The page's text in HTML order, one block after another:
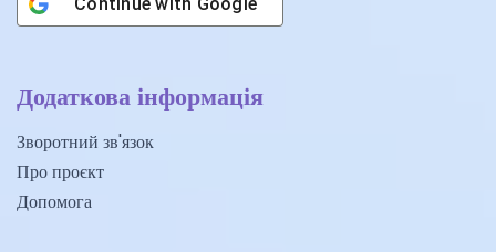
Додаткова інформація
Зворотний зв'язок
Про проєкт
Допомога